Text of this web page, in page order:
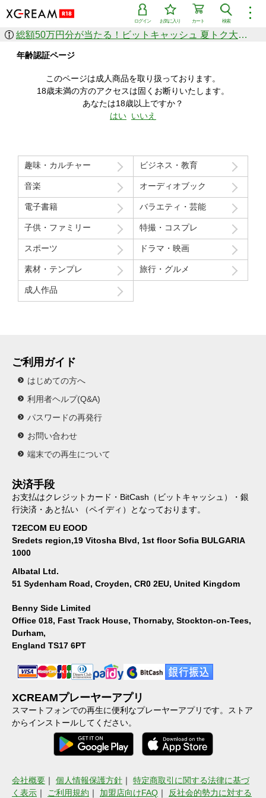
︙
検索
カート
お気に入り
ログイン
作品を探す
ジャンル
シリーズ
人気のセール中商品
新着セール中商品
すべての作品から探す
価格の安い順
価格の高い順
月間ランキング
年間ランキング
総額50万円分が当たる！ビットキャッシュ 夏トク大感謝祭
年齢認証ページ
このページは成人商品を取り扱っております。
18歳未満の方のアクセスは固くお断りいたします。
あなたは18歳以上ですか？
はい いいえ
趣味・カルチャー ビジネス・教育
音楽 オーディオブック
電子書籍 バラエティ・芸能
子供・ファミリー 特撮・コスプレ
スポーツ ドラマ・映画
素材・テンプレ 旅行・グルメ
成人作品
ご利用ガイド
はじめての方へ
利用者ヘルプ(Q&A)
パスワードの再発行
お問い合わせ
端末での再生について
決済手段
お支払はクレジットカード・BitCash（ビットキャッシュ）・銀
行決済・あと払い （ペイディ）となっております。
T2ECOM EU EOOD
Sredets region,19 Vitosha Blvd, 1st floor Sofia BULGARIA
1000
Albatal Ltd.
51 Sydenham Road, Croyden, CR0 2EU, United Kingdom
Benny Side Limited
Office 018, Fast Track House, Thornaby, Stockton-on-Tees,
Durham,
England TS17 6PT
XCREAMプレーヤーアプリ
スマートフォンでの再生に便利なプレーヤーアプリです。ストア
からインストールしてください。
会社概要 ｜ 個人情報保護方針 ｜ 特定商取引に関する法律に基づ
く表示 ｜ ご利用規約 ｜ 加盟店向けFAQ ｜ 反社会的勢力に対する